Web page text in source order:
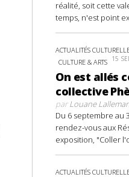
réalité, soit cette
temps, n'est point
ACTUALITÉS
CULTURE & ARTS 15
On est allés
collective
parLouane
Du 6 septembre au
rendez-vous aux
exposition, "Coller
ACTUALITÉS